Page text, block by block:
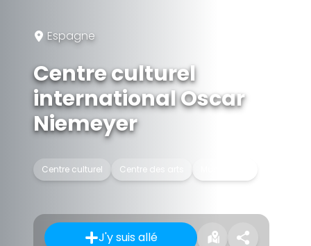
Espagne
Centre culturel
international Oscar
Niemeyer
Centre culturel Centre des arts
J'y suis allé